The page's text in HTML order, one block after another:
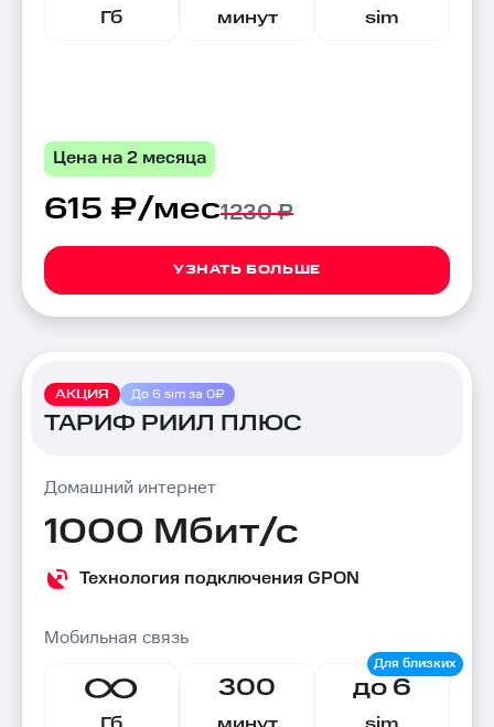
Гб минут sim
Цена на 2 месяца
615 ₽/мес1230 ₽
УЗНАТЬ БОЛЬШЕ
АКЦИЯ До 6 sim за 0₽
ТАРИФ РИИЛ ПЛЮС
Домашний интернет
1000 Мбит/с
Технология подключения GPON
Мобильная связь
300 до 6